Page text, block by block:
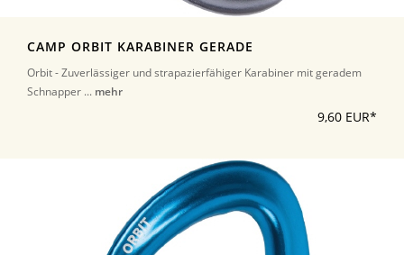
CAMP ORBIT KARABINER GERADE
Orbit - Zuverlässiger und strapazierfähiger Karabiner mit geradem
Schnapper ... mehr
9,60 EUR*